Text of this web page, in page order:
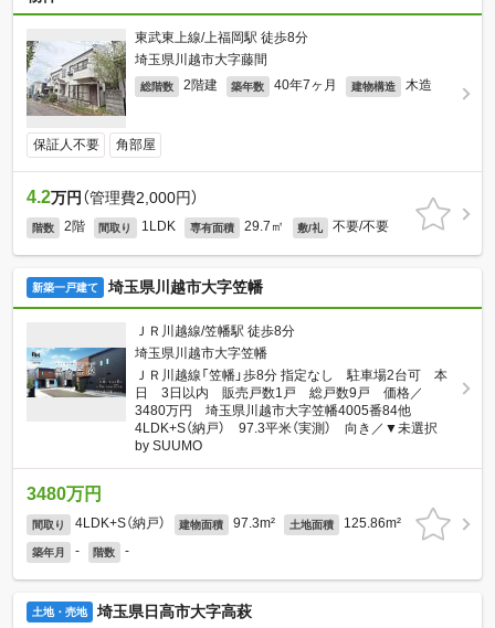
東武東上線/上福岡駅 徒歩8分
埼玉県川越市大字藤間
総階数 2階建 築年数 40年7ヶ月 建物構造 木造
保証人不要 角部屋
4.2万円 （管理費2,000円）
階数 2階 間取り 1LDK 専有面積 29.7㎡ 敷/礼 不要/不要
新築一戸建て 埼玉県川越市大字笠幡
ＪＲ川越線/笠幡駅 徒歩8分
埼玉県川越市大字笠幡
ＪＲ川越線「笠幡」歩8分 指定なし 駐車場2台可 本
日 3日以内 販売戸数1戸 総戸数9戸 価格／
3480万円 埼玉県川越市大字笠幡4005番84他
4LDK+S（納戸） 97.3平米（実測） 向き／▼未選択
by SUUMO
3480万円
間取り 4LDK+S（納戸） 建物面積 97.3m² 土地面積 125.86m²
築年月 - 階数 -
土地・売地 埼玉県日高市大字高萩